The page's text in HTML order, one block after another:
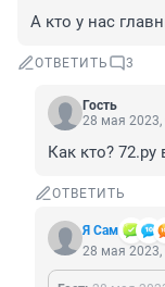
А кто у нас
ОТВЕТИТЬ 3
Гость
28 мая 2023,
Как кто?
ОТВЕТИТЬ
Я Сам
28 мая 2023,